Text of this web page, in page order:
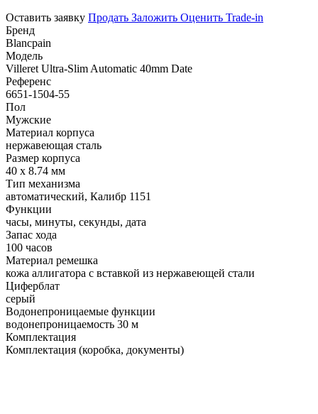
Оставить заявку Продать Заложить Оценить Trade-in
Бренд
Blancpain
Модель
Villeret Ultra-Slim Automatic 40mm Date
Референс
6651-1504-55
Пол
Мужские
Материал корпуса
нержавеющая сталь
Размер корпуса
40 х 8.74 мм
Тип механизма
автоматический, Калибр 1151
Функции
часы, минуты, секунды, дата
Запас хода
100 часов
Материал ремешка
кожа аллигатора с вставкой из нержавеющей стали
Циферблат
серый
Водонепроницаемые функции
водонепроницаемость 30 м
Комплектация
Комплектация (коробка, документы)